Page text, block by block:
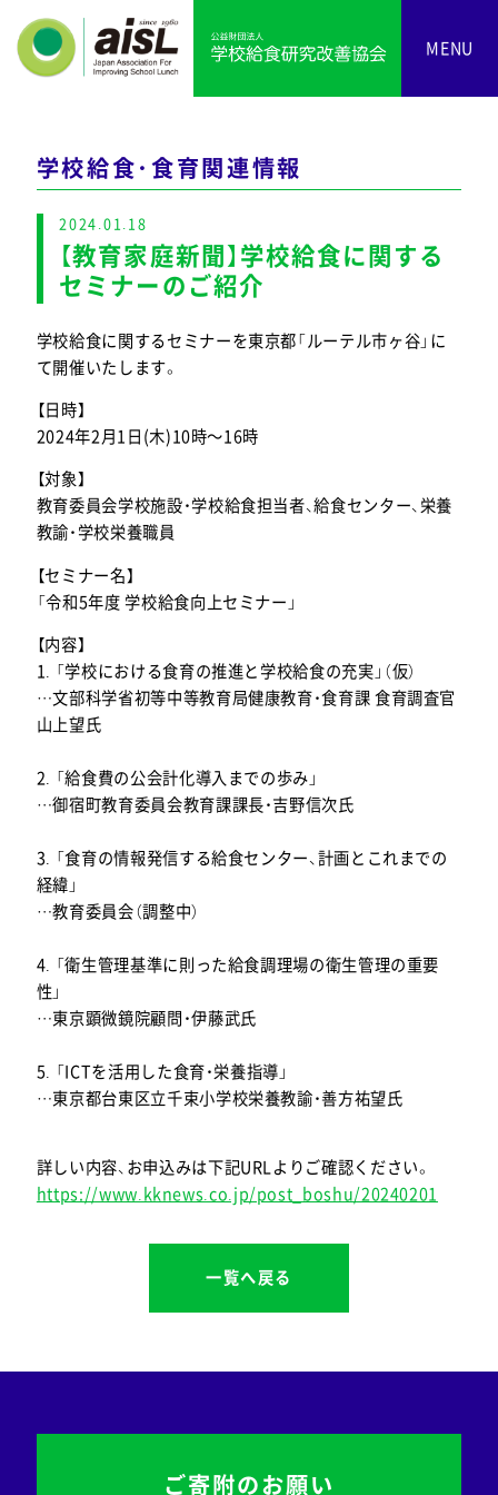
MENU
学校給食・食育関連情報
2024.01.18
【教育家庭新聞】学校給食に関する
セミナーのご紹介
学校給食に関するセミナーを東京都「ルーテル市ヶ谷」に
て開催いたします。
【日時】
2024年2月1日(木)10時～16時
【対象】
教育委員会学校施設・学校給食担当者、給食センター、栄養
教諭・学校栄養職員
【セミナー名】
「令和5年度 学校給食向上セミナー」
【内容】
1. 「学校における食育の推進と学校給食の充実」（仮）
…文部科学省初等中等教育局健康教育・食育課 食育調査官
山上望氏
2. 「給食費の公会計化導入までの歩み」
…御宿町教育委員会教育課課長・吉野信次氏
3. 「食育の情報発信する給食センター、計画とこれまでの
経緯」
…教育委員会（調整中）
4. 「衛生管理基準に則った給食調理場の衛生管理の重要
性」
…東京顕微鏡院顧問・伊藤武氏
5. 「ICTを活用した食育・栄養指導」
…東京都台東区立千束小学校栄養教諭・善方祐望氏
詳しい内容、お申込みは下記URLよりご確認ください。
https://www.kknews.co.jp/post_boshu/20240201
一覧へ戻る
ご寄附のお願い